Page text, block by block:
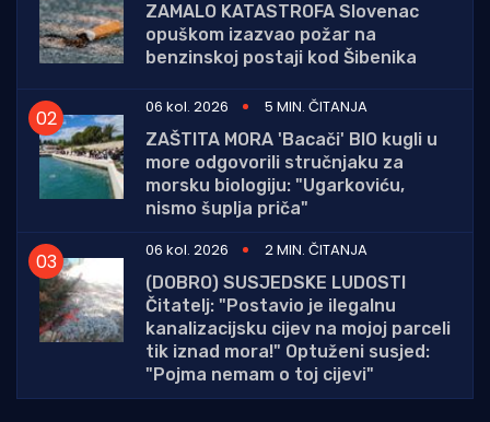
ZAMALO KATASTROFA Slovenac
opuškom izazvao požar na
benzinskoj postaji kod Šibenika
06 kol. 2026
5 MIN. ČITANJA
ZAŠTITA MORA 'Bacači' BIO kugli u
more odgovorili stručnjaku za
morsku biologiju: "Ugarkoviću,
nismo šuplja priča"
06 kol. 2026
2 MIN. ČITANJA
(DOBRO) SUSJEDSKE LUDOSTI
Čitatelj: "Postavio je ilegalnu
kanalizacijsku cijev na mojoj parceli
tik iznad mora!" Optuženi susjed:
"Pojma nemam o toj cijevi"